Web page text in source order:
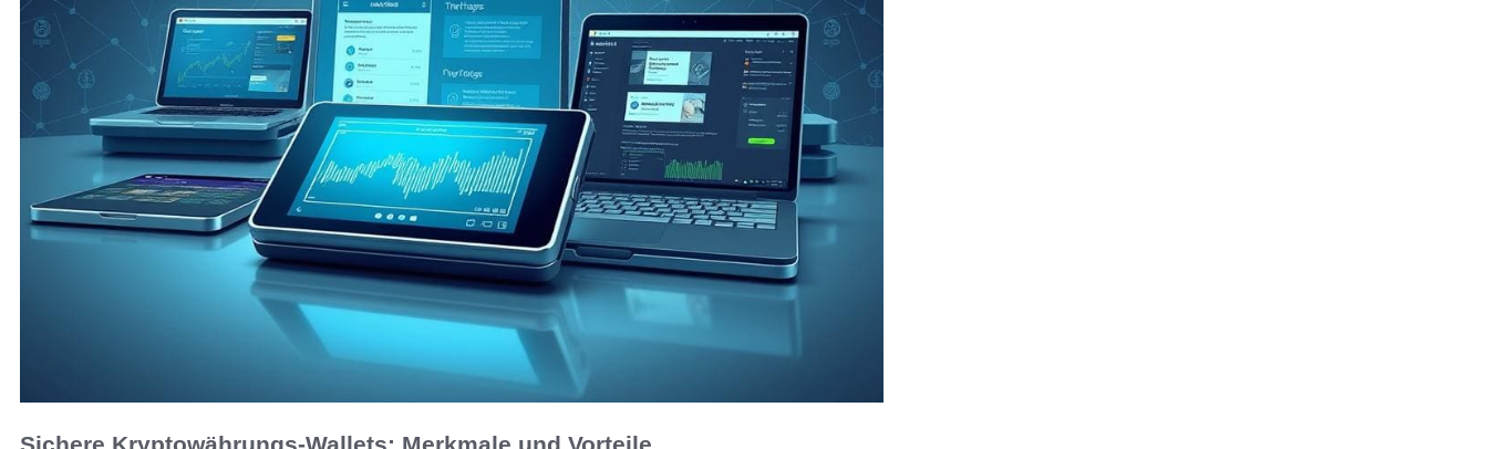
Sichere Kryptowährungs-Wallets: Merkmale und Vorteile